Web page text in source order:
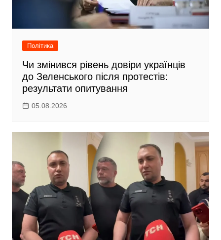
Політика
Чи змінився рівень довіри українців
до Зеленського після протестів:
результати опитування
05.08.2026